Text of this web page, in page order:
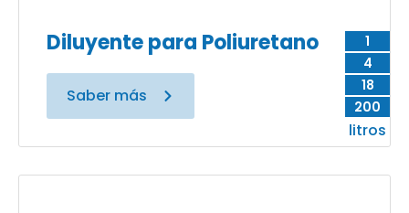
1
4
18
200
litros
Diluyente para Poliuretano
Saber más